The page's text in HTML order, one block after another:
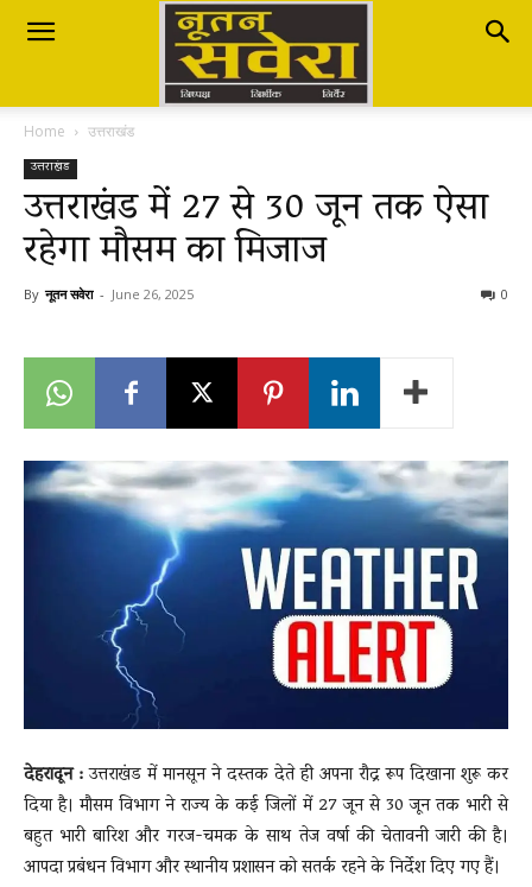
Nutan
Savera
नूतन
Home उत्तराखंड
उत्तराखंड
उत्तराखंड में 27 से 30 जून तक ऐसा
रहेगा मौसम का मिजाज
By नूतन सवेरा - June 26, 2025 0
देहरादून :उत्तराखंड में मानसून ने दस्तक देते ही अपना रौद्र रूप दिखाना शुरू कर
दिया है। मौसम विभाग ने राज्य के कई जिलों में 27 जून से 30 जून तक भारी से
बहुत भारी बारिश और गरज-चमक के साथ तेज वर्षा की चेतावनी जारी की है।
आपदा प्रबंधन विभाग और स्थानीय प्रशासन को सतर्क रहने के निर्देश दिए गए हैं।